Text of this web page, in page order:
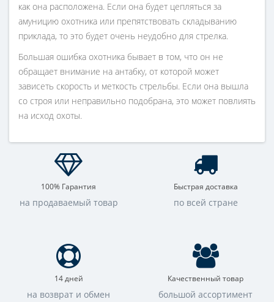
как она расположена. Если она будет цепляться за
амуницию охотника или препятствовать складыванию
приклада, то это будет очень неудобно для стрелка.
Большая ошибка охотника бывает в том, что он не
обращает внимание на антабку, от которой может
зависеть скорость и меткость стрельбы. Если она вышла
со строя или неправильно подобрана, это может повлиять
на исход охоты.
100% Гарантия
на продаваемый товар
Быстрая доставка
по всей стране
14 дней
на возврат и обмен
Качественный товар
большой ассортимент